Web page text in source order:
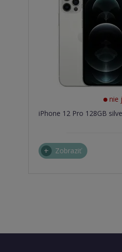
nie
iPhone 12 Pro 128GB
Zobraziť